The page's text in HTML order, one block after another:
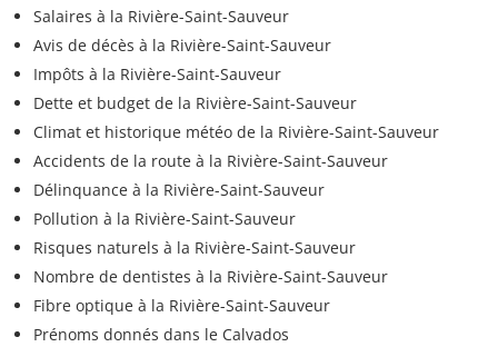
Salaires à la Rivière-Saint-Sauveur
Avis de décès à la Rivière-Saint-Sauveur
Impôts à la Rivière-Saint-Sauveur
Dette et budget de la Rivière-Saint-Sauveur
Climat et historique météo de la Rivière-Saint-Sauveur
Accidents de la route à la Rivière-Saint-Sauveur
Délinquance à la Rivière-Saint-Sauveur
Pollution à la Rivière-Saint-Sauveur
Risques naturels à la Rivière-Saint-Sauveur
Nombre de dentistes à la Rivière-Saint-Sauveur
Fibre optique à la Rivière-Saint-Sauveur
Prénoms donnés dans le Calvados